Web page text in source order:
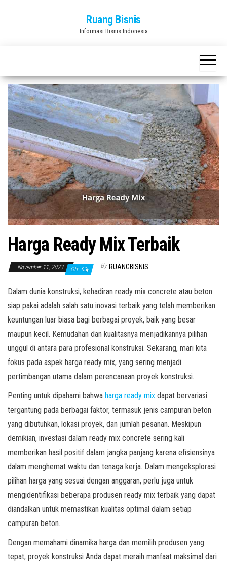
Ruang Bisnis
Informasi Bisnis Indonesia
Harga Ready Mix Terbaik
November 11, 2023 Off By RUANGBISNIS
Dalam dunia konstruksi, kehadiran ready mix concrete atau beton
siap pakai adalah salah satu inovasi terbaik yang telah memberikan
keuntungan luar biasa bagi berbagai proyek, baik yang besar
maupun kecil. Kemudahan dan kualitasnya menjadikannya pilihan
unggul di antara para profesional konstruksi. Sekarang, mari kita
fokus pada aspek harga ready mix, yang sering menjadi
pertimbangan utama dalam perencanaan proyek konstruksi.
Penting untuk dipahami bahwa harga ready mix dapat bervariasi
tergantung pada berbagai faktor, termasuk jenis campuran beton
yang dibutuhkan, lokasi proyek, dan jumlah pesanan. Meskipun
demikian, investasi dalam ready mix concrete sering kali
memberikan hasil positif dalam jangka panjang karena efisiensinya
dalam menghemat waktu dan tenaga kerja. Dalam mengeksplorasi
pilihan harga yang sesuai dengan anggaran, perlu juga untuk
mengidentifikasi beberapa produsen ready mix terbaik yang dapat
diandalkan untuk memastikan kualitas optimal dalam setiap
campuran beton.
Dengan memahami dinamika harga dan memilih produsen yang
tepat, proyek konstruksi Anda dapat meraih manfaat maksimal dari